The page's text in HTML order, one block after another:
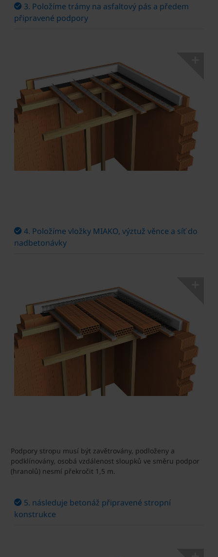
3. Položíme trámy na asfaltový pás a předem
připravené podpory
4. Položíme vložky MIAKO, výztuž věnce a síť do
nadbetonávky
Podpory stropu musí být zavětrovány, podloženy a
podklínovány, osobá vzdálenost sloupků ve směru podpor
(hranolů) nesmí překročit 1,5 m.
5. následuje betonáž připravené stropní
konstrukce